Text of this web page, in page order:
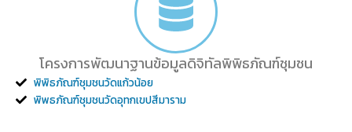
โครงการพัฒนาฐานข้อมูลดิจิทัลพิพิธภัณฑ์ชุมชน
พิพิธภัณฑ์ชุมชนวัดแก้วน้อย
พิพธภัณฑ์ชุมชนวัดอุทกเขปสีมาราม